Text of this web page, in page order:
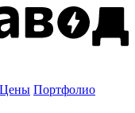
Цены Портфолио